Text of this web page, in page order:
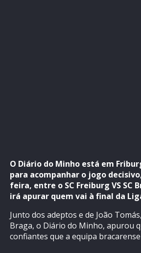
O Diário do Minho está em
para acompanhar o jogo
feira, entre o SC Freiburg VS SC
irá apurar quem vai à final da
Junto dos adeptos e de João
Braga, o Diário do Minho, apurou
confiantes que a equipa